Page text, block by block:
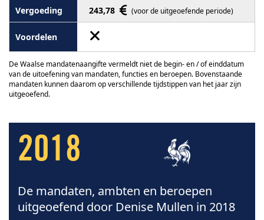
243,78 (voor de uitgeoefende periode)
De Waalse mandatenaangifte vermeldt niet de begin- en / of einddatum
van de uitoefening van mandaten, functies en beroepen. Bovenstaande
mandaten kunnen daarom op verschillende tijdstippen van het jaar zijn
uitgeoefend.
2018
De mandaten, ambten en beroepen
uitgeoefend door Denise Mullen in 2018